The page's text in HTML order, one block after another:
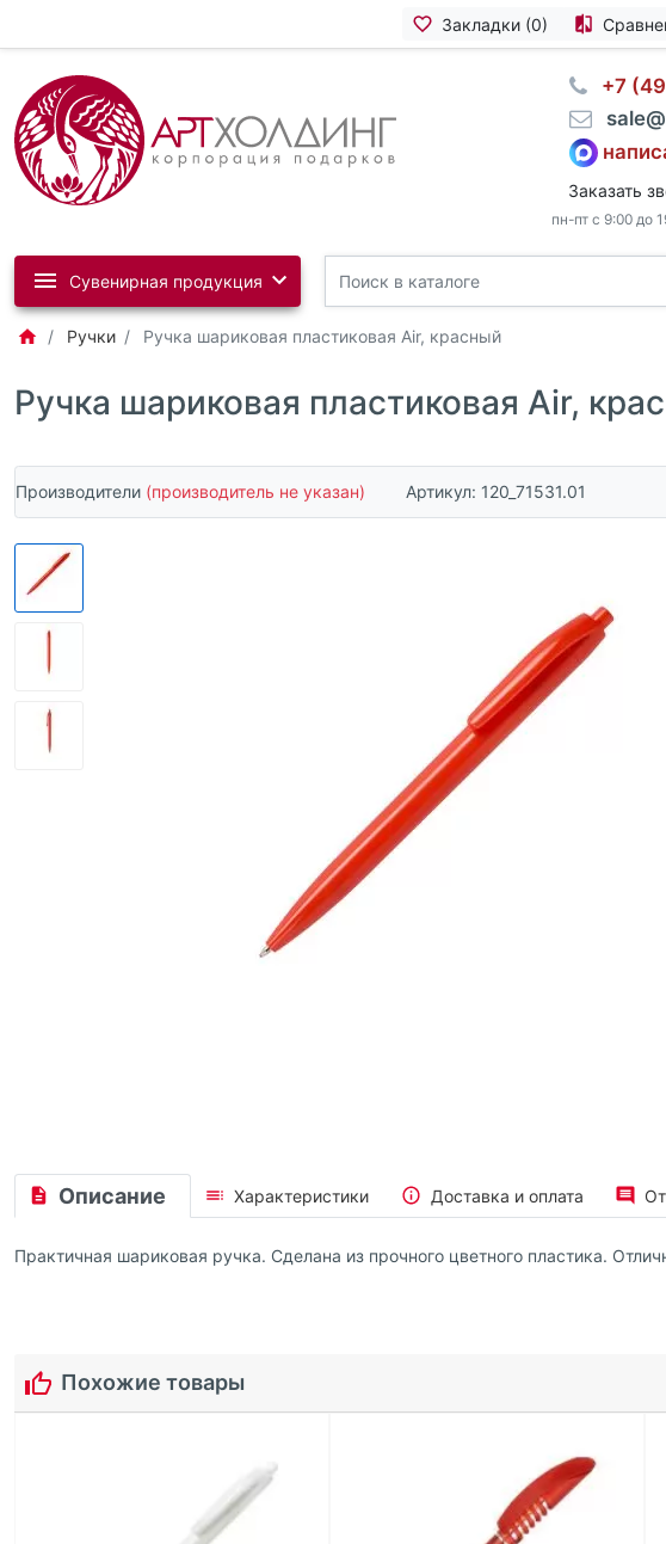
Закладки (0)
⠀+7
Заказать
пн-пт с 9:00 до
Сувенирная продукция
Ручки Ручка шариковая пластиковая Air, красный
Ручка шариковая пластиковая Air,
Производители (производитель не указан) Артикул: 120_71531.01
Описание Характеристики Доставка и оплата
Практичная шариковая ручка. Сделана из прочного цветного пластика.
Похожие товары